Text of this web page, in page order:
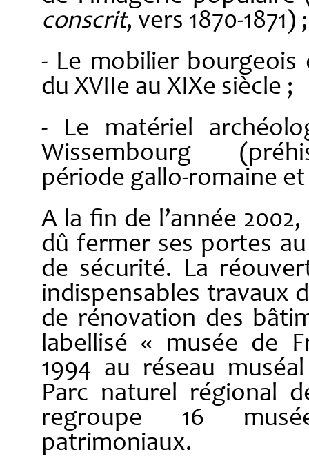
conscrit, vers 1870-1871) ;
- Le mobilier bourgeois
du XVIIe au XIXe siècle ;
- Le matériel
Wissembourg
période gallo-romaine
A la fin de l’année
dû fermer ses portes
de sécurité. La
indispensables travaux
de rénovation des
labellisé « musée de
1994 au réseau
Parc naturel régional
regroupe 16
patrimoniaux.